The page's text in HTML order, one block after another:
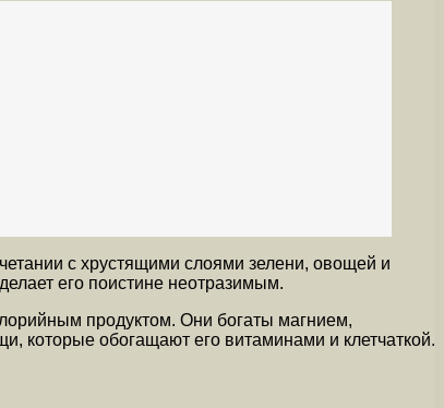
с хрустящими слоями зелени, овощей и
его поистине неотразимым.
продуктом. Они богаты магнием,
которые обогащают его витаминами и клетчаткой.